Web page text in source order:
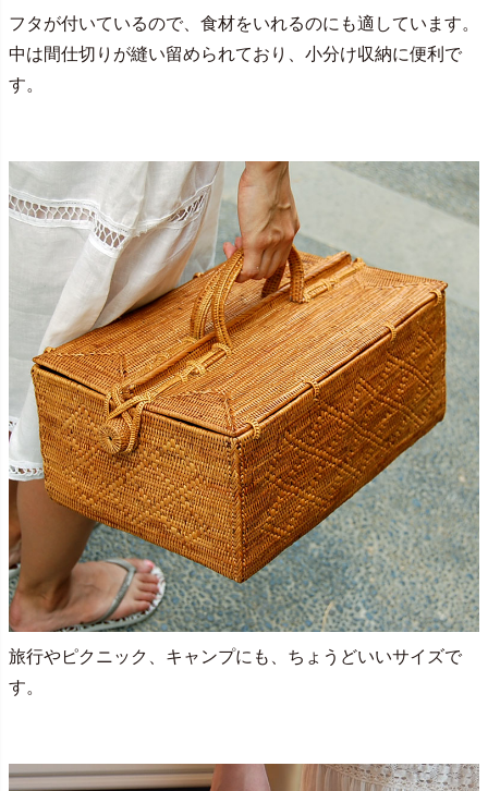
フタが付いているので、食材をいれるのにも適しています。
中は間仕切りが縫い留められており、小分け収納に便利で
す。
旅行やピクニック、キャンプにも、ちょうどいいサイズで
す。